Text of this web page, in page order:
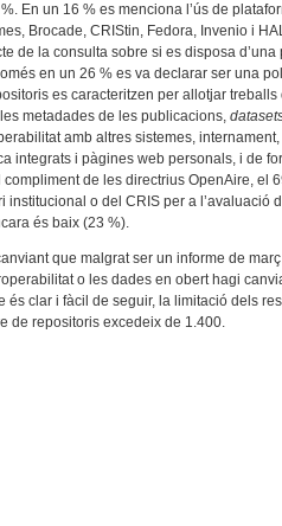
En un 16 % es menciona l’ús de
Brocade, CRIStin, Fedora, Invenio i
de la consulta sobre si es disposa
en un 26 % es va declarar ser una
es caracteritzen per allotjar
metadades de les publicacions,
amb altres sistemes,
integrats i pàgines web personals, i de
de les directrius OpenAire, el
institucional o del CRIS per a l’avaluació
és baix (23 %).
que malgrat ser un informe de
o les dades en obert hagi
és clar i fàcil de seguir, la limitació dels
de repositoris excedeix de 1.400.